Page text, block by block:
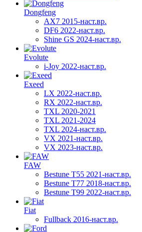
Dongfeng
AX7 2015-наст.вр.
DF6 2022-наст.вр.
Shine GS 2024-наст.вр.
Evolute
i-Joy 2022-наст.вр.
Exeed
LX 2022-наст.вр.
RX 2022-наст.вр.
TXL 2020-2021
TXL 2021-2024
TXL 2024-наст.вр.
VX 2021-наст.вр.
VX 2023-наст.вр.
FAW
Bestune T55 2021-наст.вр.
Bestune T77 2018-наст.вр.
Bestune T99 2022-наст.вр.
Fiat
Fullback 2016-наст.вр.